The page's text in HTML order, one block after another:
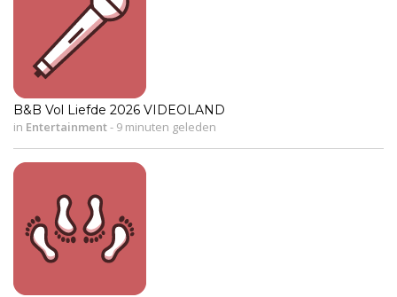
B&B Vol Liefde 2026 VIDEOLAND
in Entertainment- 9 minuten geleden